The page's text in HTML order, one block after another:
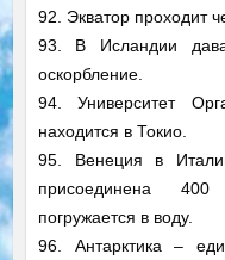
92. Экватор проходит
93. В Исландии
оскорбление.
94. Университет
находится в Токио.
95. Венеция в
присоединена
погружается в воду.
96. Антарктика –